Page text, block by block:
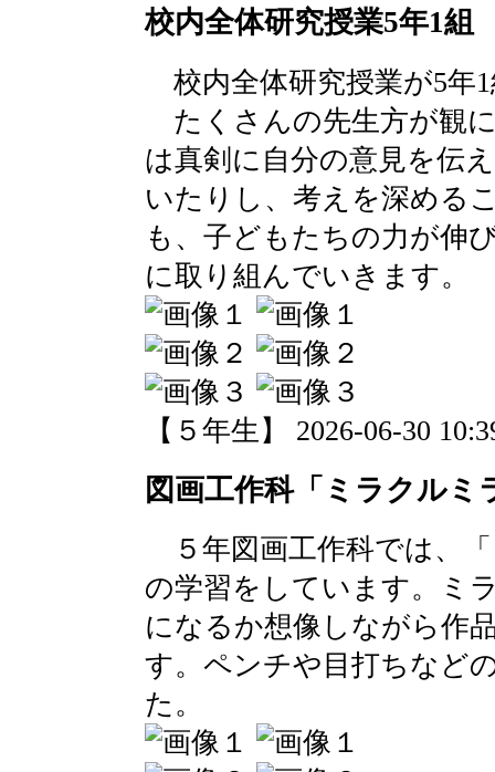
校内全体研究授業5年1組
校内全体研究授業が5年
たくさんの先生方が観
は真剣に自分の意見を伝
いたりし、考えを深める
も、子どもたちの力が伸
に取り組んでいきます。
【５年生】 2026-06-30
図画工作科「ミラクルミ
５年図画工作科では、
の学習をしています。ミ
になるか想像しながら作
す。ペンチや目打ちなど
た。